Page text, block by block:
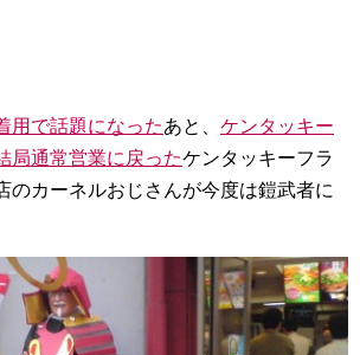
用で話題になったあと、 ケンタッキー
局通常営業に戻ったケンタッキーフラ
のカーネルおじさんが今度は鎧武者に